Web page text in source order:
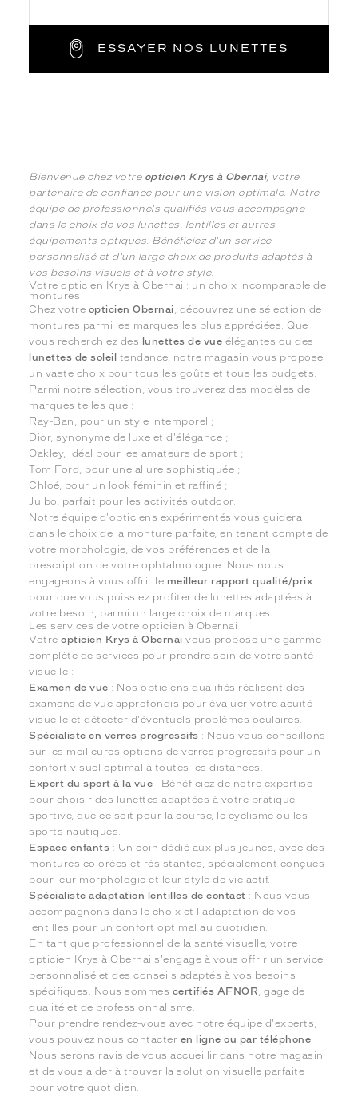
ESSAYER NOS LUNETTES
Bienvenue chez votre opticien Krys à Obernai, votre
partenaire de confiance pour une vision optimale. Notre
équipe de professionnels qualifiés vous accompagne
dans le choix de vos lunettes, lentilles et autres
équipements optiques. Bénéficiez d'un service
personnalisé et d'un large choix de produits adaptés à
vos besoins visuels et à votre style.
Votre opticien Krys à Obernai : un choix incomparable de
montures
Chez votre opticien Obernai , découvrez une sélection de
montures parmi les marques les plus appréciées. Que
vous recherchiez des lunettes de vue élégantes ou des
lunettes de soleil tendance, notre magasin vous propose
un vaste choix pour tous les goûts et tous les budgets.
Parmi notre sélection, vous trouverez des modèles de
marques telles que :
Ray-Ban, pour un style intemporel ;
Dior, synonyme de luxe et d'élégance ;
Oakley, idéal pour les amateurs de sport ;
Tom Ford, pour une allure sophistiquée ;
Chloé, pour un look féminin et raffiné ;
Julbo, parfait pour les activités outdoor.
Notre équipe d'opticiens expérimentés vous guidera
dans le choix de la monture parfaite, en tenant compte de
votre morphologie, de vos préférences et de la
prescription de votre ophtalmologue. Nous nous
engageons à vous offrir le meilleur rapport qualité/prix
pour que vous puissiez profiter de lunettes adaptées à
votre besoin, parmi un large choix de marques.
Les services de votre opticien à Obernai
Votreopticien Krys à Obernai vous propose une gamme
complète de services pour prendre soin de votre santé
visuelle :
Examen de vue : Nos opticiens qualifiés réalisent des
examens de vue approfondis pour évaluer votre acuité
visuelle et détecter d'éventuels problèmes oculaires.
Spécialiste en verres progressifs : Nous vous conseillons
sur les meilleures options de verres progressifs pour un
confort visuel optimal à toutes les distances.
Expert du sport à la vue : Bénéficiez de notre expertise
pour choisir des lunettes adaptées à votre pratique
sportive, que ce soit pour la course, le cyclisme ou les
sports nautiques.
Espace enfants : Un coin dédié aux plus jeunes, avec des
montures colorées et résistantes, spécialement conçues
pour leur morphologie et leur style de vie actif.
Spécialiste adaptation lentilles de contact : Nous vous
accompagnons dans le choix et l'adaptation de vos
lentilles pour un confort optimal au quotidien.
En tant que professionnel de la santé visuelle, votre
opticien Krys à Obernai s'engage à vous offrir un service
personnalisé et des conseils adaptés à vos besoins
spécifiques. Nous sommes certifiés AFNOR , gage de
qualité et de professionnalisme.
Pour prendre rendez-vous avec notre équipe d'experts,
vous pouvez nous contacter en ligne ou par téléphone
Nous serons ravis de vous accueillir dans notre magasin
et de vous aider à trouver la solution visuelle parfaite
pour votre quotidien.